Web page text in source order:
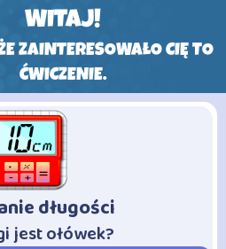
WITAJ!
ZAINTERESOWAŁO CIĘ TO
ĆWICZENIE.
długości
jest ołówek?